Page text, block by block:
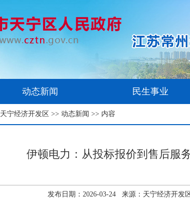
动态新闻 民生事业
天宁经济开发区 >> 动态新闻 >> 内容
伊顿电力：从投标报价到售后服
发布日期：2026-03-24 来源：天宁经济开发